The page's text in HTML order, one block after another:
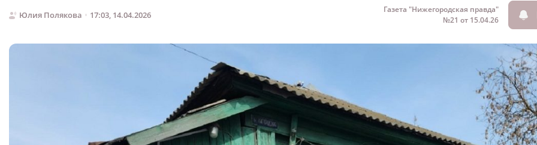
Юлия Полякова 17:03, 14.04.2026
Газета "Нижегородская правда"
№21 от 15.04.26